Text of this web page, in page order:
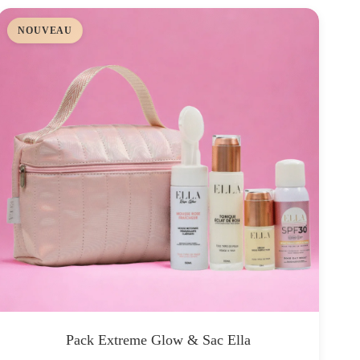
NOUVEAU
Pack Extreme Glow & Sac Ella